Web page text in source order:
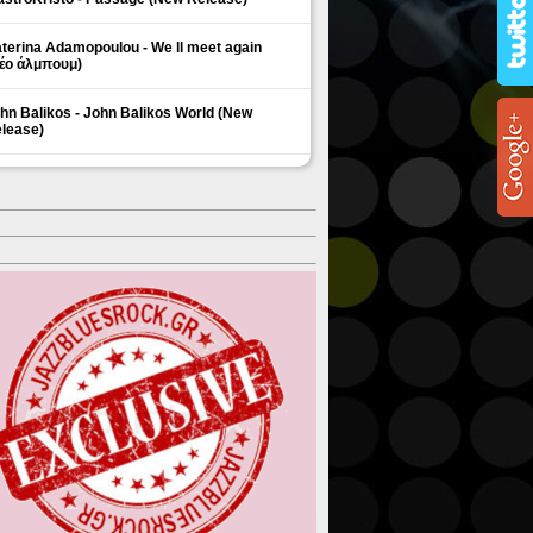
Adamopoulou - We ll meet again
άλμπουμ)
Balikos - John Balikos World (New